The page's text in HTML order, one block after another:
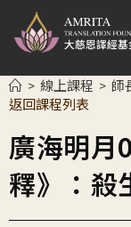
> 線上課程 > 師
返回課程列表
廣海明
釋》：殺